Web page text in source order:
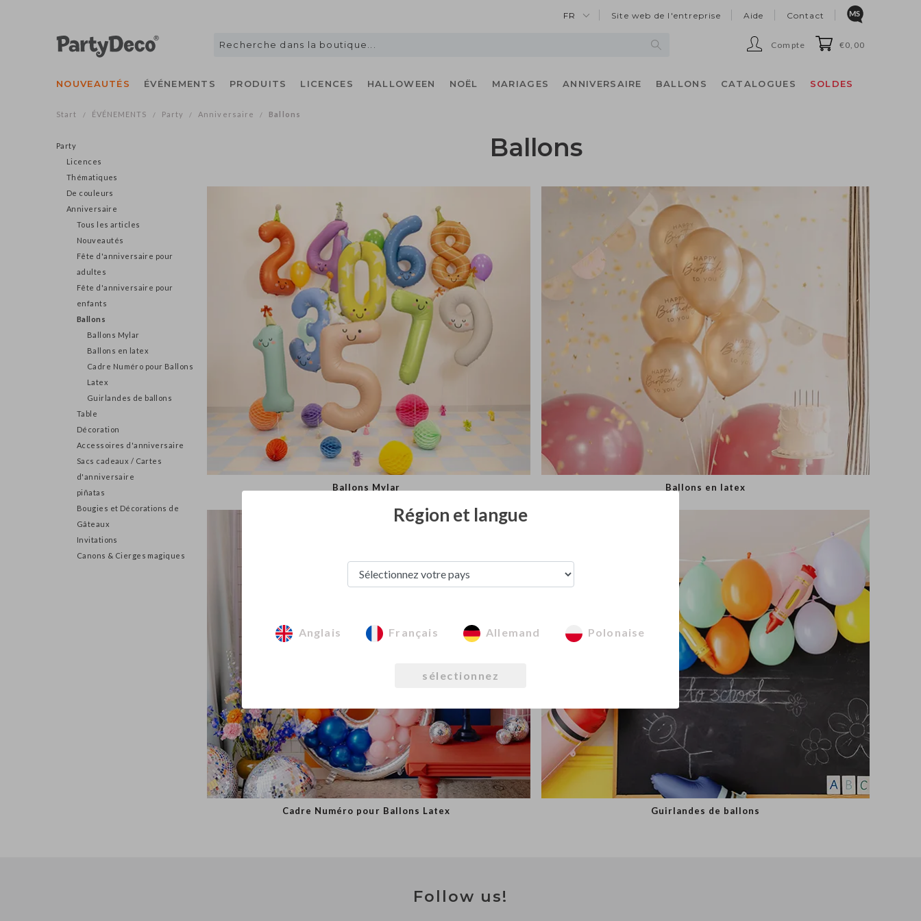
FR Site web de l'entreprise Aide Contact
Compte €0,00
NOUVEAUTÉS ÉVÉNEMENTS PRODUITS LICENCES HALLOWEEN NOËL MARIAGES ANNIVERSAIRE BALLONS CATALOGUES SOLDES
Start / ÉVÉNEMENTS / Party / Anniversaire / Ballons
Party
Licences
Thématiques
De couleurs
Anniversaire
Tous les articles
Nouveautés
Fête d'anniversaire pour
adultes
Fête d'anniversaire pour
enfants
Ballons
Ballons Mylar
Ballons en latex
Cadre Numéro pour Ballons
Latex
Guirlandes de ballons
Table
Décoration
Accessoires d'anniversaire
Sacs cadeaux / Cartes
d'anniversaire
piñatas
Bougies et Décorations de
Gâteaux
Invitations
Canons & Cierges magiques
Ballons
Ballons Mylar Ballons en latex
Cadre Numéro pour Ballons Latex Guirlandes de ballons
Follow us!
Région et langue
Anglais Français Allemand Polonaise
sélectionnez